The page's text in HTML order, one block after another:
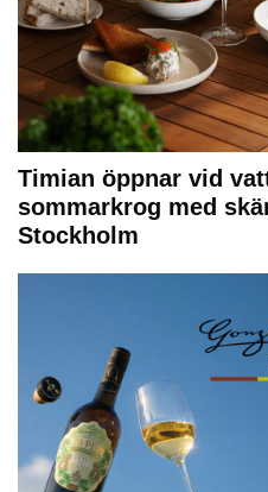
Timian öppnar vid
sommarkrog med
Stockholm